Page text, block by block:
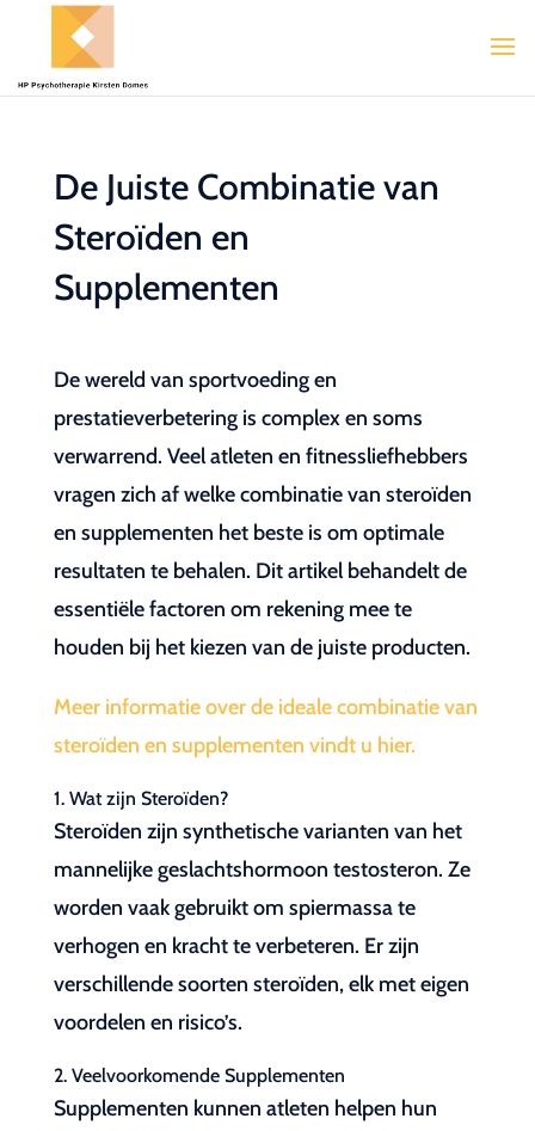
De Juiste Combinatie van
Steroïden en
Supplementen
De wereld van sportvoeding en
prestatieverbetering is complex en soms
verwarrend. Veel atleten en fitnessliefhebbers
vragen zich af welke combinatie van steroïden
en supplementen het beste is om optimale
resultaten te behalen. Dit artikel behandelt de
essentiële factoren om rekening mee te
houden bij het kiezen van de juiste producten.
Meer informatie over de ideale combinatie van
steroïden en supplementen vindt u hier.
1. Wat zijn Steroïden?
Steroïden zijn synthetische varianten van het
mannelijke geslachtshormoon testosteron. Ze
worden vaak gebruikt om spiermassa te
verhogen en kracht te verbeteren. Er zijn
verschillende soorten steroïden, elk met eigen
voordelen en risico’s.
2. Veelvoorkomende Supplementen
Supplementen kunnen atleten helpen hun